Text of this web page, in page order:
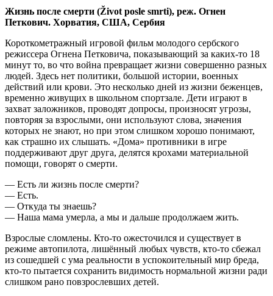
Жизнь после смерти (Život posle smrti), реж. Огнен
Петкович. Хорватия, США, Сербия
Короткометражный игровой фильм молодого сербского
режиссера Огнена Петковича, показывающий за каких-то 18
минут то, во что война превращает жизни совершенно разных
людей. Здесь нет политики, большой истории, военных
действий или крови. Это несколько дней из жизни беженцев,
временно живущих в школьном спортзале. Дети играют в
захват заложников, проводят допросы, произносят угрозы,
повторяя за взрослыми, они используют слова, значения
которых не знают, но при этом слишком хорошо понимают,
как страшно их слышать. «Дома» противники в игре
поддерживают друг друга, делятся крохами материальной
помощи, говорят о смерти.
— Есть ли жизнь после смерти?
— Есть.
— Откуда ты знаешь?
— Наша мама умерла, а мы и дальше продолжаем жить.
Взрослые сломлены. Кто-то ожесточился и существует в
режиме автопилота, лишённый любых чувств, кто-то сбежал
из сошедшей с ума реальности в успокоительный мир бреда,
кто-то пытается сохранить видимость нормальной жизни ради
слишком рано повзрослевших детей.